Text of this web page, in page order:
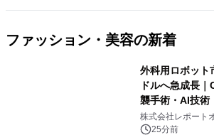
ファッション・美容の新着
外科用ロボット
ドルへ急成長
襲手術・AI技術
牽引
株式会社レポート
25分前